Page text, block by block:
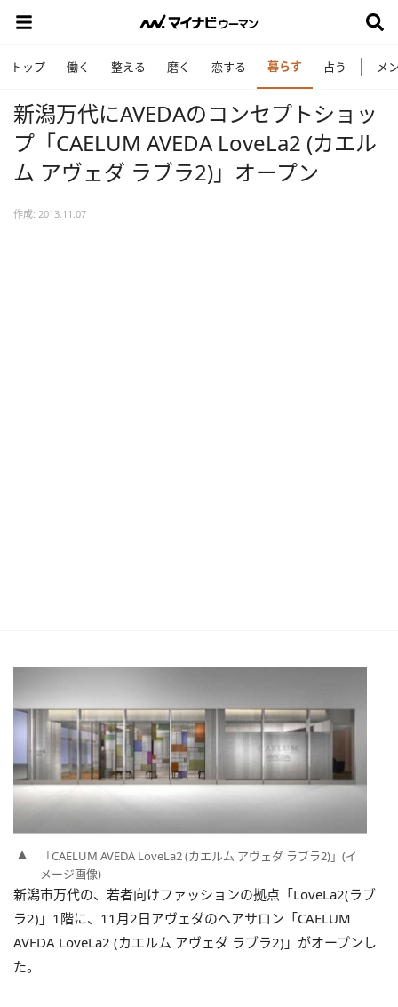
トップ 働く 整える 磨く 恋する 暮らす 占う メ
新潟万代にAVEDAのコンセプトショッ
プ「CAELUM AVEDA LoveLa2 (カエル
ム アヴェダ ラブラ2)」オープン
作成: 2013.11.07
「CAELUM AVEDA LoveLa2 (カエルム アヴェダ ラブラ2)」(イ
メージ画像)
新潟市万代の、若者向けファッションの拠点「LoveLa2(ラブ
ラ2)」1階に、11月2日アヴェダのヘアサロン「CAELUM
AVEDA LoveLa2 (カエルム アヴェダ ラブラ2)」がオープンし
た。